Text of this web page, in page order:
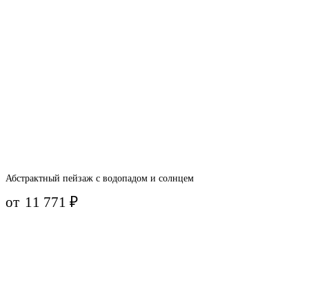
Абстрактный пейзаж с водопадом и солнцем
от 11 771₽